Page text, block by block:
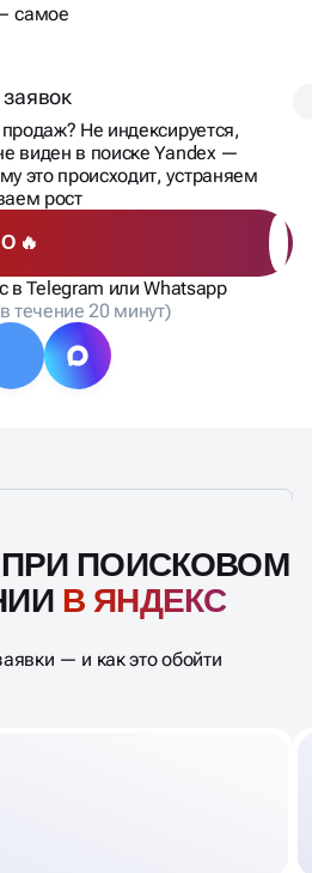
самое
🔥
в Telegram или Whatsapp
течение 20 минут)
Не индексируется,
виден в поиске Yandex —
это происходит, устраняем
рост
ПОИСКОВОМ
В ЯНДЕКС
— и как это обойти